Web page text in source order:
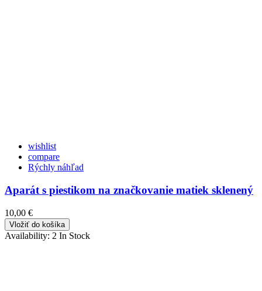
wishlist
compare
Rýchly náhľad
Aparát s piestikom na značkovanie matiek sklenený
10,00 €
Vložiť do košíka
Availability: 2 In Stock